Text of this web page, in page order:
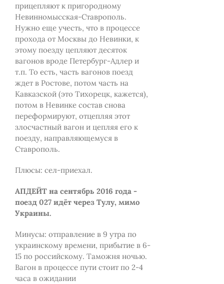
прицепляют к пригородному
Невинномысская-Ставрополь.
Нужно еще учесть, что в процессе
прохода от Москвы до Невинки, к
этому поезду цепляют десяток
вагонов вроде Петербург-Адлер и
т.п. То есть, часть вагонов поезд
ждет в Ростове, потом часть на
Кавказской (это Тихорецк, кажется),
потом в Невинке состав снова
переформируют, отцепляя этот
злосчастный вагон и цепляя его к
поезду, направляющемуся в
Ставрополь.
Плюсы: сел-приехал.
АПДЕЙТ на сентябрь 2016 года -
поезд 027 идёт через Тулу, мимо
Украины.
Минусы: отправление в 9 утра по
украинскому времени, прибытие в 6-
15 по российскому. Таможня ночью.
Вагон в процессе пути стоит по 2-4
часа в ожидании